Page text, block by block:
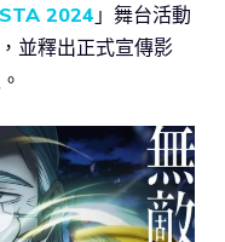
2024 」舞台活動
並釋出正式宣傳影